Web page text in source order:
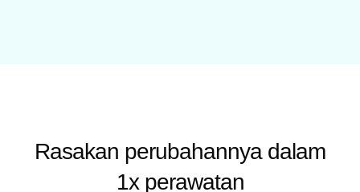
Rasakan perubahannya dalam
1x perawatan